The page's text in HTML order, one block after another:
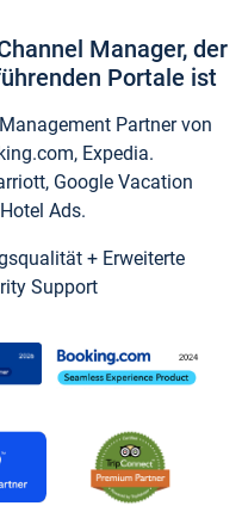
Manager, der
Portale ist
Partner von
Expedia.
Google Vacation
Ads.
+ Erweiterte
Support